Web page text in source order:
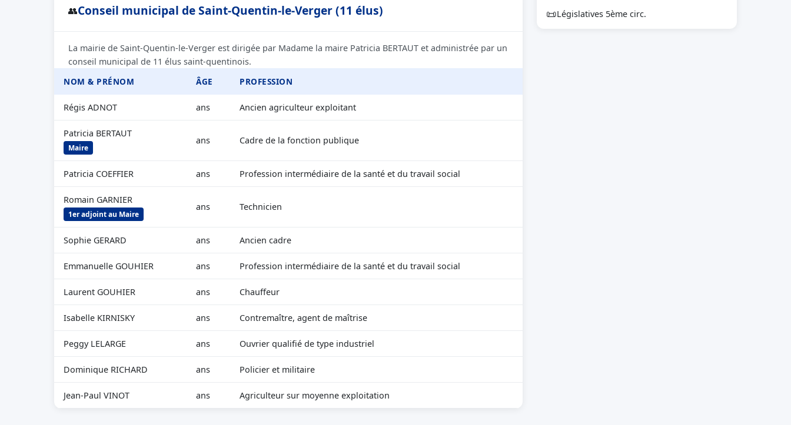
👥Conseil municipal de Saint-Quentin-le-Verger (11 élus)
La mairie de Saint-Quentin-le-Verger est dirigée par Madame la maire Patricia BERTAUT et administrée par un
conseil municipal de 11 élus saint-quentinois.
NOM & PRÉNOM
ÂGE PROFESSION
Régis ADNOT ans Ancien agriculteur exploitant
Patricia BERTAUT
Maire
ans Cadre de la fonction publique
Patricia COEFFIER ans Profession intermédiaire de la santé et du travail social
Romain GARNIER
1er adjoint au Maire
ans Technicien
Sophie GERARD ans Ancien cadre
Emmanuelle GOUHIER ans Profession intermédiaire de la santé et du travail social
Laurent GOUHIER ans Chauffeur
Isabelle KIRNISKY ans Contremaître, agent de maîtrise
Peggy LELARGE ans Ouvrier qualifié de type industriel
Dominique RICHARD ans Policier et militaire
Jean-Paul VINOT ans Agriculteur sur moyenne exploitation
📜Législatives 5ème circ.